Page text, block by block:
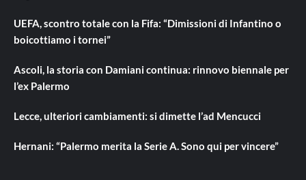
UEFA, scontro totale con la Fifa: “Dimissioni di Infantino o
boicottiamo i tornei”
Ascoli, la storia con Damiani continua: rinnovo biennale per
l’ex Palermo
Lecce, ulteriori cambiamenti: si dimette l’ad Mencucci
Hernani: “Palermo merita la Serie A. Sono qui per vincere”